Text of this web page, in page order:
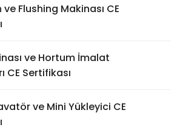
Flushing Makinası CE
ve Hortum İmalat
CE Sertifikası
ve Mini Yükleyici CE